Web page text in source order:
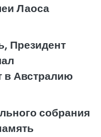
Лаоса
Президент
в Австралию
собрания